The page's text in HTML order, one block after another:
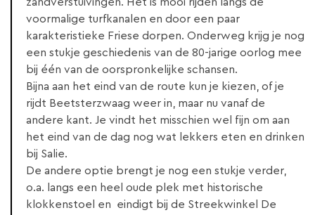
zandverstuivingen. Het is mooi rijden langs de
voormalige turfkanalen en door een paar
karakteristieke Friese dorpen. Onderweg krijg je nog
een stukje geschiedenis van de 80-jarige oorlog mee
bij één van de oorspronkelijke schansen.
Bijna aan het eind van de route kun je kiezen, of je
rijdt Beetsterzwaag weer in, maar nu vanaf de
andere kant. Je vindt het misschien wel fijn om aan
het eind van de dag nog wat lekkers eten en drinken
bij Salie.
De andere optie brengt je nog een stukje verder,
o.a. langs een heel oude plek met historische
klokkenstoel en eindigt bij de Streekwinkel De